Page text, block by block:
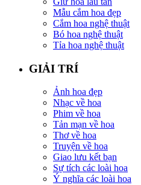
Mẫu cắm hoa đẹp
Cắm hoa nghệ thuật
Bó hoa nghệ thuật
Tỉa hoa nghệ thuật
GIẢI TRÍ
Ảnh hoa đẹp
Nhạc về hoa
Phim về hoa
Tản mạn về hoa
Thơ về hoa
Truyện về hoa
Giao lưu kết bạn
Sự tích các loài hoa
Ý nghĩa các loài hoa